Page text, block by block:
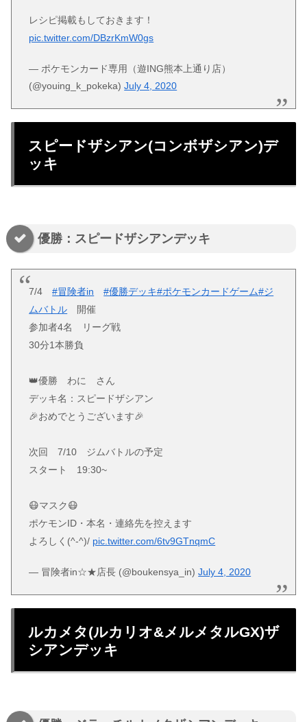
レシピ掲載もしておきます！
pic.twitter.com/DBzrKmW0gs
— ポケモンカード専用（遊ING熊本上通り店）
(@youing_k_pokeka)July 4, 2020
スピードザシアン(コンボザシアン)デ
ッキ
優勝：スピードザシアンデッキ
7/4#冒険者in #優勝デッキ#ポケモンカードゲーム#ジ
ムバトル 開催
参加者4名 リーグ戦
30分1本勝負
👑優勝 わに さん
デッキ名：スピードザシアン
🎉おめでとうございます🎉
次回 7/10 ジムバトルの予定
スタート 19:30~
😷マスク😷
ポケモンID・本名・連絡先を控えます
よろしく(^-^)/ pic.twitter.com/6tv9GTnqmC
— 冒険者in☆★店長 (@boukensya_in)July 4, 2020
ルカメタ(ルカリオ&メルメタルGX)ザ
シアンデッキ